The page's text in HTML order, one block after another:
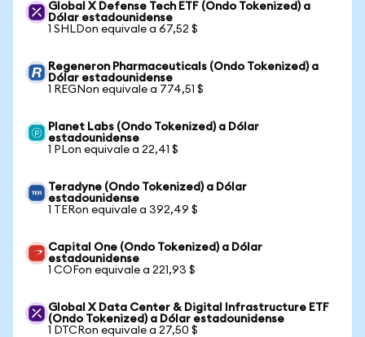
Global X Defense Tech ETF (Ondo Tokenized) a
Dólar estadounidense
1 SHLDon equivale a 67,52 $
Regeneron Pharmaceuticals (Ondo Tokenized) a
Dólar estadounidense
1 REGNon equivale a 774,51 $
Planet Labs (Ondo Tokenized) a Dólar
estadounidense
1 PLon equivale a 22,41 $
Teradyne (Ondo Tokenized) a Dólar
estadounidense
1 TERon equivale a 392,49 $
Capital One (Ondo Tokenized) a Dólar
estadounidense
1 COFon equivale a 221,93 $
Global X Data Center & Digital Infrastructure ETF
(Ondo Tokenized) a Dólar estadounidense
1 DTCRon equivale a 27,50 $